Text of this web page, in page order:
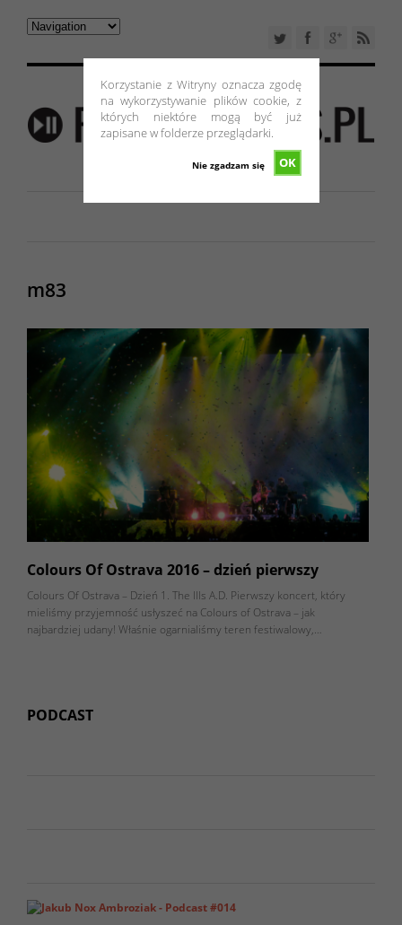
Korzystanie z Witryny oznacza zgodę
na wykorzystywanie plików cookie, z
których niektóre mogą być już
zapisane w folderze przeglądarki.
OK
Nie zgadzam się
m83
Colours Of Ostrava 2016 – dzień pierwszy
Colours Of Ostrava – Dzień 1. The Ills A.D. Pierwszy koncert, który
mieliśmy przyjemność usłyszeć na Colours of Ostrava – jak
najbardziej udany! Właśnie ogarnialiśmy teren festiwalowy,…
PODCAST